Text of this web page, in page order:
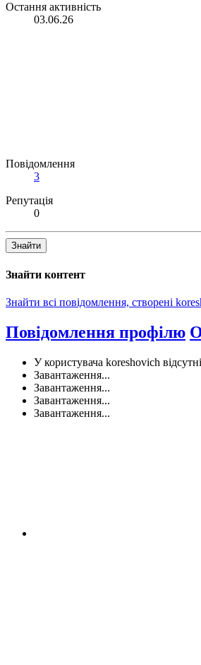
Остання активність
03.06.26
Повідомлення
3
Репутація
0
Знайти
Знайти контент
Знайти всі повідомлення, створені
Повідомлення профілю
У користувача koreshovich
Завантаження...
Завантаження...
Завантаження...
Завантаження...